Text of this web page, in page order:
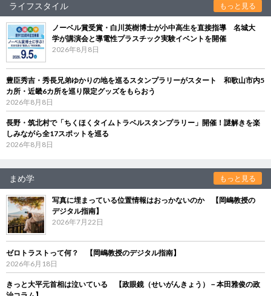
ライフスタイル もっと見る
ノーベル賞受賞・白川英樹博士が小中高生を直接指導 名城大
学が講演会と導電性プラスチック実験イベントを開催
2026年8月8日
豊臣秀吉・秀長兄弟ゆかりの地を巡るスタンプラリーがスタート 和歌山市内5
カ所・近畿6カ所を巡り限定グッズをもらおう
2026年8月8日
長野・筑北村で「ちくほくタイムトラベルスタンプラリー」開催！謎解きを楽
しみながら全17スポットを巡る
2026年8月8日
まめ学 もっと見る
写真に埋まっている位置情報はおっかないのか 【岡嶋教授の
デジタル指南】
2026年7月22日
ゼロトラストって何？ 【岡嶋教授のデジタル指南】
2026年6月18日
きっと大平元首相は泣いている 【政眼鏡（せいがんきょう）－本田雅俊の政